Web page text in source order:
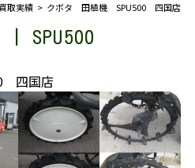
買取実績 クボタ 田植機 SPU500 四国店
| SPU500
四国店